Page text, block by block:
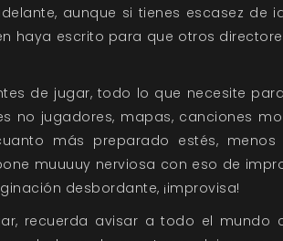
aunque si tienes escasez de
haya escrito para que otros
de jugar, todo lo que necesite
no jugadores, mapas, canciones
más preparado estés, menos
muuuuy nerviosa con eso de
desbordante, ¡improvisa!
recuerda avisar a todo el mundo